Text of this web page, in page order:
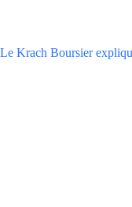
Le Krach Boursier